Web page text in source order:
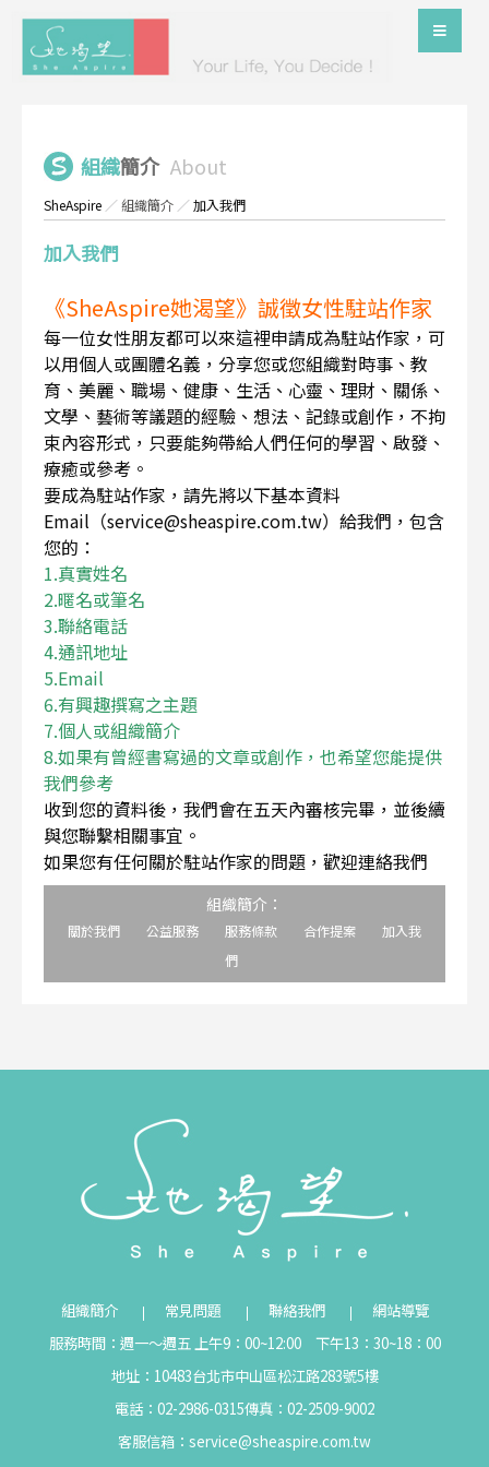
組織簡介 About
SheAspire ／組織簡介 ／加入我們
加入我們
《SheAspire她渴望》誠徵女性駐站作家
每一位女性朋友都可以來這裡申請成為駐站作家，可
以用個人或團體名義，分享您或您組織對時事、教
育、美麗、職場、健康、生活、心靈、理財、關係、
文學、藝術等議題的經驗、想法、記錄或創作，不拘
束內容形式，只要能夠帶給人們任何的學習、啟發、
療癒或參考。
要成為駐站作家，請先將以下基本資料
Email（service@sheaspire.com.tw）給我們，包含
您的：
1.真實姓名
2.暱名或筆名
3.聯絡電話
4.通訊地址
5.Email
6.有興趣撰寫之主題
7.個人或組織簡介
8.如果有曾經書寫過的文章或創作，也希望您能提供
我們參考
收到您的資料後，我們會在五天內審核完畢，並後續
與您聯繫相關事宜。
如果您有任何關於駐站作家的問題，歡迎連絡我們
組織簡介：
關於我們 公益服務 服務條款 合作提案
加入我
們
組織簡介 常見問題 聯絡我們
網站導覽
服務時間：週一～週五 上午9：00~12:00 下午13：30~18：00
地址：10483台北市中山區松江路283號5樓
電話：02-2986-0315傳真：02-2509-9002
客服信箱： service@sheaspire.com.tw